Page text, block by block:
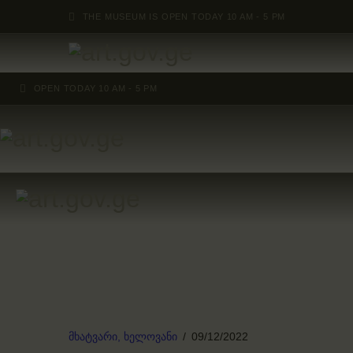
THE MUSEUM IS OPEN TODAY 10 AM - 5 PM
OPEN TODAY 10 AM - 5 PM
მხატვარი, ხელოვანი 09/12/2022